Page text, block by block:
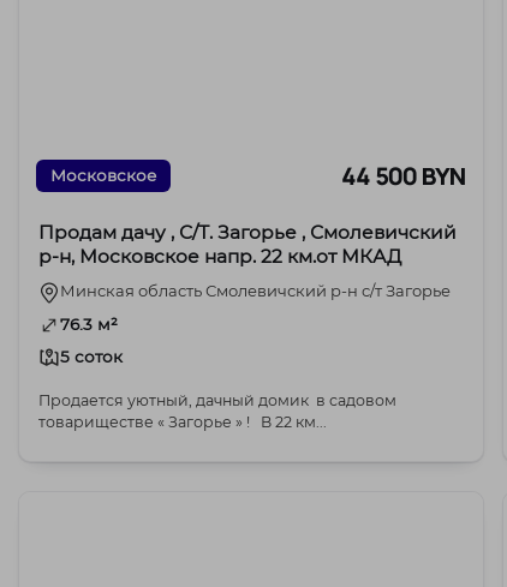
Московское 44 500 BYN
Продам дачу , С/Т. Загорье , Смолевичский
р-н, Московское напр. 22 км.от МКАД
Минская область Смолевичский р-н с/т Загорье
76.3 м²
5 соток
Продается уютный, дачный домик в садовом
товариществе « Загорье » ! В 22 км...